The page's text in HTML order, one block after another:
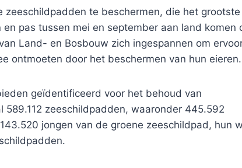
te beschermen, die het grootste
pas tussen mei en september aan land komen
Land- en Bosbouw zich ingespannen om
ontmoeten door het beschermen van hun eieren.
geïdentificeerd voor het behoud van
zeeschildpadden, waaronder 445.592
jongen van de groene zeeschildpad, hun